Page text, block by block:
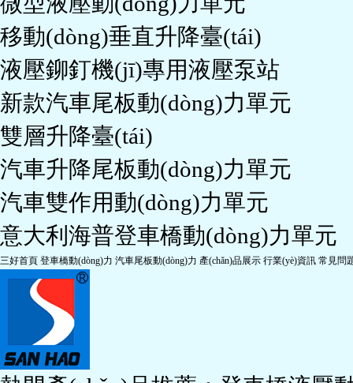
移動(dòng)垂直升降臺(tái)
液壓鉚釘機(jī)專用液壓泵站
新款汽車尾板動(dòng)力單元
雙層升降臺(tái)
汽車升降尾板動(dòng)力單元
汽車雙作用動(dòng)力單元
意大利海普登車橋動(dòng)力單元
三好首頁 登車橋動(dòng)力 汽車尾板動(dòng)力 產(chǎn)品展示 行業(yè)資訊 常見問
熱門產(chǎn)品推薦：